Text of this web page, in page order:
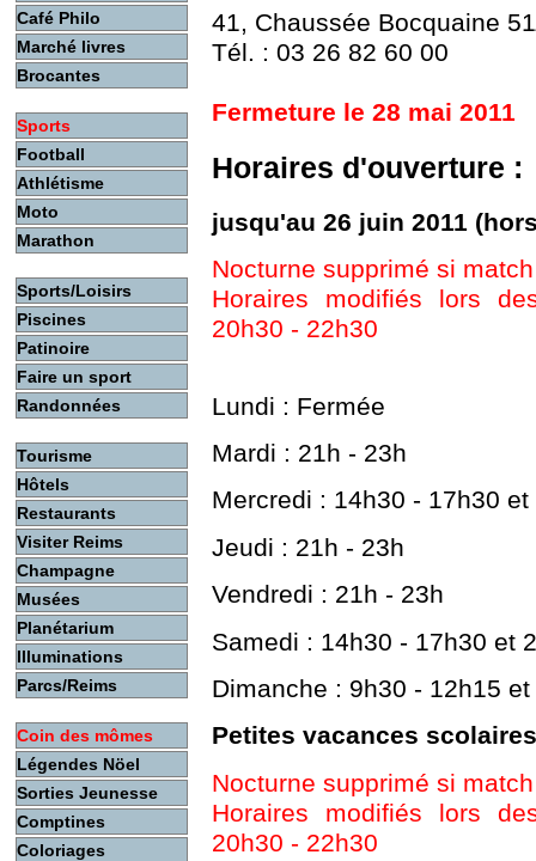
Café Philo
Marché livres
Brocantes
Sports
Football
Athlétisme
Moto
Marathon
Sports/Loisirs
Piscines
Patinoire
Faire un sport
Randonnées
Tourisme
Hôtels
Restaurants
Visiter Reims
Champagne
Musées
Planétarium
Illuminations
Parcs/Reims
Coin des mômes
Légendes Nöel
Sorties Jeunesse
Comptines
Coloriages
41, Chaussée Bocquaine
Tél. : 03 26 82 60 00
Fermeture le 28 mai 2011
Horaires d'ouverture :
jusqu'au 26 juin 2011
Nocturne supprimé si
Horaires modifiés lors
20h30 - 22h30
Lundi : Fermée
Mardi : 21h - 23h
Mercredi : 14h30 - 17h30
Jeudi : 21h - 23h
Vendredi : 21h - 23h
Samedi : 14h30 - 17h30 et
Dimanche : 9h30 - 12h15
Petites vacances
Nocturne supprimé si
Horaires modifiés lors
20h30 - 22h30